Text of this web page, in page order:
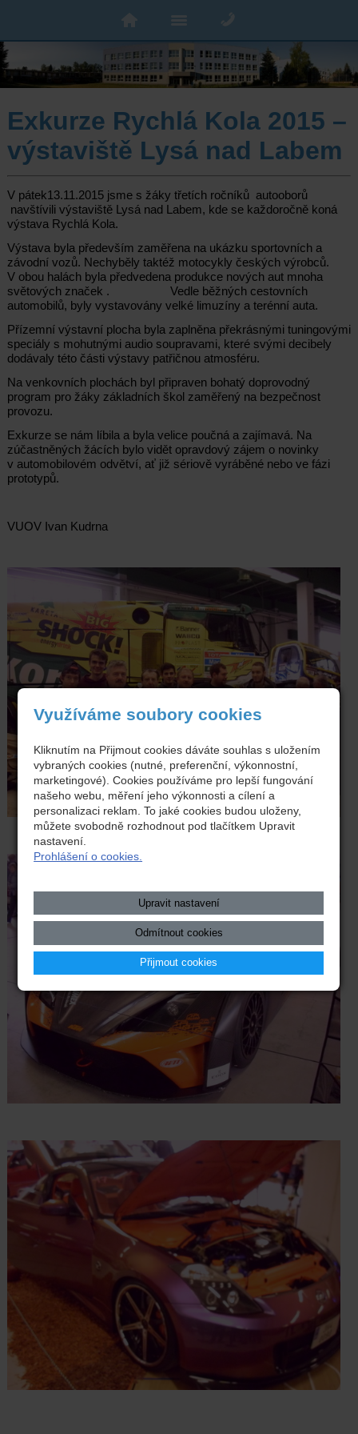
Exkurze Rychlá Kola 2015 –
výstaviště Lysá nad Labem
V pátek13.11.2015 jsme s žáky třetích ročníků autooborů
navštívili výstaviště Lysá nad Labem, kde se každoročně koná
výstava Rychlá Kola.
Výstava byla především zaměřena na ukázku sportovních a
závodní vozů. Nechyběly taktéž motocykly českých výrobců.
V obou halách byla předvedena produkce nových aut mnoha
světových značek . Vedle běžných cestovních
automobilů, byly vystavovány velké limuzíny a terénní auta.
Přízemní výstavní plocha byla zaplněna překrásnými tuningovými
speciály s mohutnými audio soupravami, které svými decibely
dodávaly této části výstavy patřičnou atmosféru.
Na venkovních plochách byl připraven bohatý doprovodný
program pro žáky základních škol zaměřený na bezpečnost
provozu.
Exkurze se nám líbila a byla velice poučná a zajímavá. Na
zúčastněných žácích bylo vidět opravdový zájem o novinky
v automobilovém odvětví, ať již sériově vyráběné nebo ve fázi
prototypů.
VUOV Ivan Kudrna
Využíváme soubory cookies
Kliknutím na Přijmout cookies dáváte souhlas s uložením
vybraných cookies (nutné, preferenční, výkonnostní,
marketingové). Cookies používáme pro lepší fungování
našeho webu, měření jeho výkonnosti a cílení a
personalizaci reklam. To jaké cookies budou uloženy,
můžete svobodně rozhodnout pod tlačítkem Upravit
nastavení.
Prohlášení o cookies.
Upravit nastavení
Odmítnout cookies
Přijmout cookies